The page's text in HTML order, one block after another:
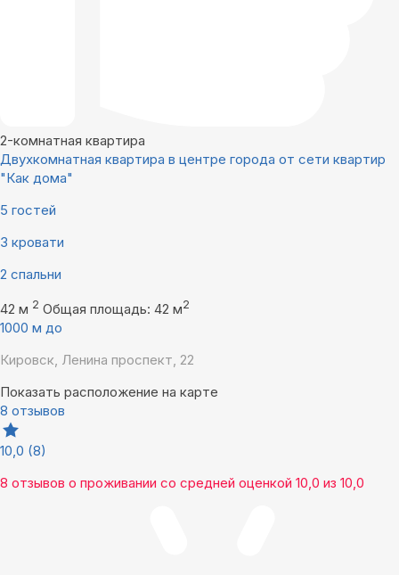
2-комнатная квартира
Двухкомнатная квартира в центре города от сети квартир
"Как дома"
5 гостей
3 кровати
2 спальни
42 м 2 Общая площадь: 42 м2
1000 м до
Кировск, Ленина проспект, 22
Показать расположение на карте
8 отзывов
10,0 (8)
8 отзывов о проживании со средней оценкой 10,0 из 10,0